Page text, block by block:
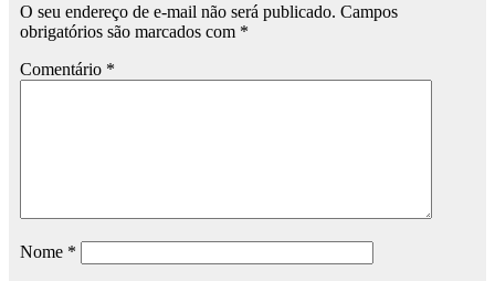
O seu endereço de e-mail não será publicado. Campos
obrigatórios são marcados com *
Comentário *
Nome *